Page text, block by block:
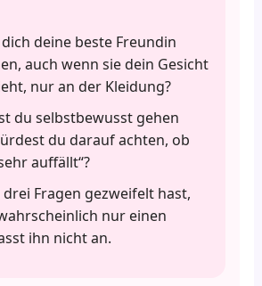
deine beste Freundin
auch wenn sie dein Gesicht
nur an der Kleidung?
du selbstbewusst gehen
du darauf achten, ob
auffällt“?
Fragen gezweifelt hast,
nur einen
ihn nicht an.